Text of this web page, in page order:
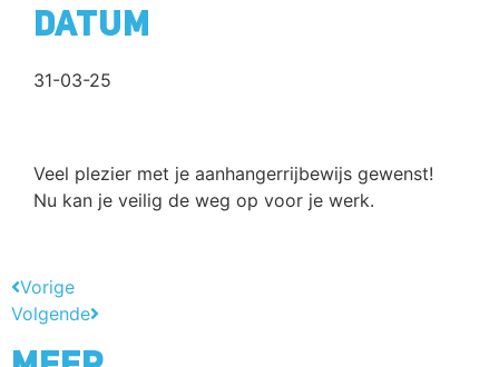
Datum
31-03-25
Veel plezier met je aanhangerrijbewijs gewenst!
Nu kan je veilig de weg op voor je werk.
Vorige
Volgende